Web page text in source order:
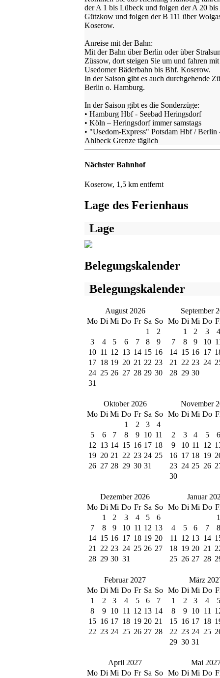
der A 1 bis Lübeck und folgen der A 20
Gützkow und folgen der B 111 über
Koserow.
Anreise mit der Bahn:
Mit der Bahn über Berlin oder über
Züssow, dort steigen Sie um und fahren
Usedomer Bäderbahn bis Bhf. Koserow.
In der Saison gibt es auch durchgehende
Berlin o. Hamburg.
In der Saison gibt es die Sonderzüge:
• Hamburg Hbf - Seebad Heringsdorf
• Köln – Heringsdorf immer samstags
• "Usedom-Express" Potsdam Hbf / Berlin
Ahlbeck Grenze täglich
Nächster Bahnhof
Koserow, 1,5 km entfernt
Lage des Ferienhaus
Lage
Belegungskalender
Belegungskalender
August 2026
Mo Di Mi Do Fr Sa So
1
2
3
4 5 6 7 8
9
10 11 12 13 14 15 16
17 18 19 20 21 22 23
24 25 26 27 28 29 30
31
September
Mo Di Mi Do
1
2 3
4
7
8 9 10
14 15 16 17
21
22 23 24
28 29 30
Oktober 2026
Mo Di Mi Do Fr Sa So
1
2 3
4
5
6 7 8 9 10 11
12 13 14 15 16 17 18
19 20 21 22 23 24 25
26 27 28 29 30 31
November
Mo Di Mi Do
2 3 4 5
6
9
10 11 12
16 17 18 19
23 24 25 26
30
Dezember 2026
Mo Di Mi Do Fr Sa So
1
2 3 4 5
6
7
8 9 10 11 12 13
14 15 16 17 18 19 20
21
22 23 24 25 26 27
28 29 30 31
Januar
Mo Di Mi Do
1
4
5 6 7
8
11
12 13 14
18 19 20 21
25 26 27 28
Februar 2027
Mo Di Mi Do Fr Sa So
1
2 3 4 5 6
7
8
9 10 11 12 13 14
15 16 17 18 19 20 21
22 23 24 25 26 27 28
März
Mo Di Mi Do
1
2 3 4
5
8
9 10 11
15 16 17 18
22 23 24 25
29 30 31
April 2027
Mo Di Mi Do Fr Sa So
Mai
Mo Di Mi Do